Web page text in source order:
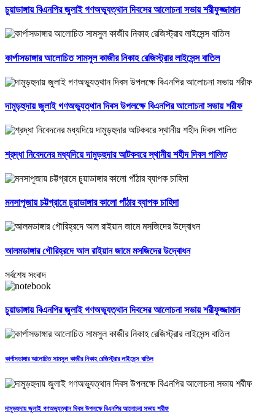
চুয়াডাঙ্গায় বিএনপির জুলাই গণঅভ্যুত্থান দিবসের আলোচনা সভায় শরীফুজ্জামান
কার্পাসডাঙ্গার আলোচিত সামসুল কাজীর নিকাহ রেজিস্ট্রার লাইসেন্স বাতিল
দামুড়হুদায় জুলাই গণঅভ্যুত্থান দিবস উপলক্ষে বিএনপির আলোচনা সভায় শরীফ
শ্রদ্ধা নিবেদনের মধ্যদিয়ে দামুড়হুদার আটকবরে স্থানীয় শহীদ দিবস পালিত
মনসাপূজায় চট্টগ্রামে চুয়াডাঙ্গার কালো পাঁঠার ব্যাপক চাহিদা
আলমডাঙ্গার গৌরিহ্রদে আল রাইয়ান জামে মসজিদের উদ্বোধন
সর্বশেষ সংবাদ
চুয়াডাঙ্গায় বিএনপির জুলাই গণঅভ্যুত্থান দিবসের আলোচনা সভায় শরীফুজ্জামান
কার্পাসডাঙ্গার আলোচিত সামসুল কাজীর নিকাহ রেজিস্ট্রার লাইসেন্স বাতিল
দামুড়হুদায় জুলাই গণঅভ্যুত্থান দিবস উপলক্ষে বিএনপির আলোচনা সভায় শরীফ